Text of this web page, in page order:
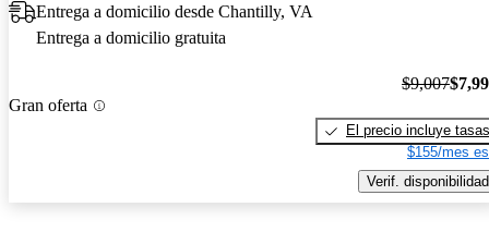
Entrega a domicilio desde Chantilly, VA
Entrega a domicilio gratuita
Gran oferta
$9,007
El precio incluye tasas
$155/mes
Verif. disponibilidad